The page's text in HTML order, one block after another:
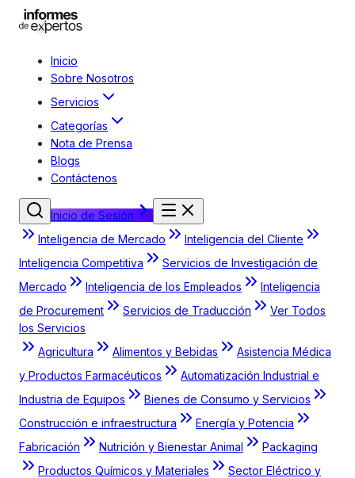
Inicio
Sobre Nosotros
Servicios
Categorías
Nota de Prensa
Blogs
Contáctenos
Inicio de Sesión
Inteligencia de Mercado
Inteligencia del Cliente
Inteligencia Competitiva
Servicios de Investigación de
Mercado
Inteligencia de los Empleados
Inteligencia
de Procurement
Servicios de Traducción
Ver Todos
los Servicios
Agricultura
Alimentos y Bebidas
Asistencia Médica
y Productos Farmacéuticos
Automatización Industrial e
Industria de Equipos
Bienes de Consumo y Servicios
Construcción e infraestructura
Energía y Potencia
Fabricación
Nutrición y Bienestar Animal
Packaging
Productos Químicos y Materiales
Sector Eléctrico y